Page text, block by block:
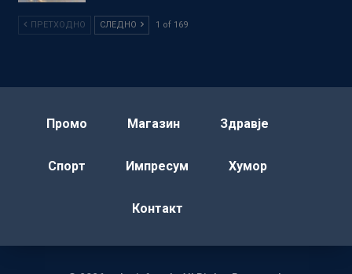
ПРЕТХОДНО СЛЕДНО 1 of 169
Промо Магазин Здравје
Спорт Импресум Хумор
Контакт